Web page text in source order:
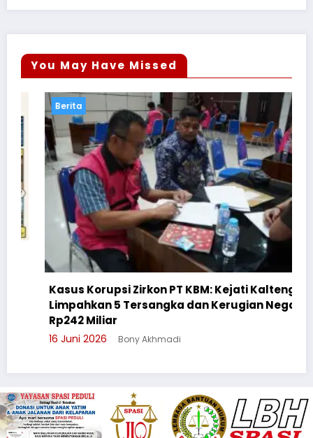
You May Have Missed
Berita
Kasus Korupsi Zirkon PT KBM: Kejati Kalteng
Limpahkan 5 Tersangka dan Kerugian Negara
Rp242 Miliar
16 Juni 2026 Bony Akhmadi